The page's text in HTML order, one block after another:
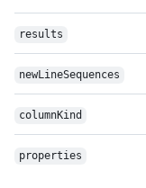
results
newLineSequences
columnKind
properties